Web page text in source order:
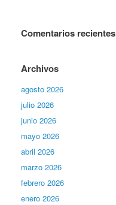
Comentarios recientes
Archivos
agosto 2026
julio 2026
junio 2026
mayo 2026
abril 2026
marzo 2026
febrero 2026
enero 2026